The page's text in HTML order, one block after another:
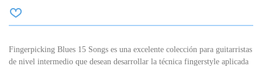
Fingerpicking Blues 15 Songs es una excelente colección para guitarristas
de nivel intermedio que desean desarrollar la técnica fingerstyle aplicada